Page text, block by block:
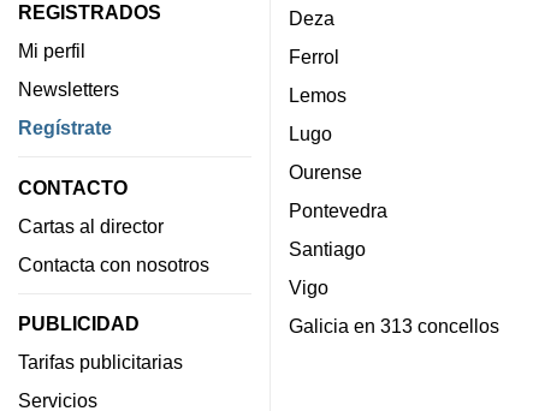
REGISTRADOS
Mi perfil
Newsletters
Regístrate
CONTACTO
Cartas al director
Contacta con nosotros
PUBLICIDAD
Tarifas publicitarias
Servicios
Deza
Ferrol
Lemos
Lugo
Ourense
Pontevedra
Santiago
Vigo
Galicia en 313 concellos